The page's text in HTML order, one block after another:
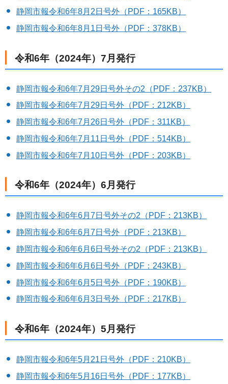
静岡市報令和6年8月2日号外（PDF：165KB）
静岡市報令和6年8月1日号外（PDF：378KB）
令和6年（2024年）7月発行
静岡市報令和6年7月29日号外その2（PDF：237KB）
静岡市報令和6年7月29日号外（PDF：212KB）
静岡市報令和6年7月26日号外（PDF：311KB）
静岡市報令和6年7月11日号外（PDF：514KB）
静岡市報令和6年7月10日号外（PDF：203KB）
令和6年（2024年）6月発行
静岡市報令和6年6月7日号外その2（PDF：213KB）
静岡市報令和6年6月7日号外（PDF：213KB）
静岡市報令和6年6月6日号外その2（PDF：213KB）
静岡市報令和6年6月6日号外（PDF：243KB）
静岡市報令和6年6月5日号外（PDF：190KB）
静岡市報令和6年6月3日号外（PDF：217KB）
令和6年（2024年）5月発行
静岡市報令和6年5月21日号外（PDF：210KB）
静岡市報令和6年5月16日号外（PDF：177KB）